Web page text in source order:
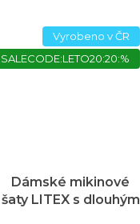
Vyrobeno v ČR
SALECODE:LETO20:20:%
Dámské mikinové
šaty LITEX s dlouhým